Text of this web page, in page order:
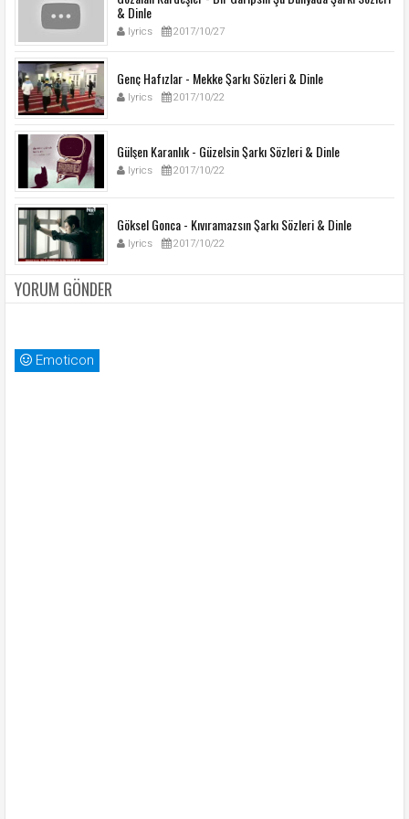
& Dinle
lyrics 2017/10/27
Genç Hafızlar - Mekke Şarkı Sözleri & Dinle
lyrics 2017/10/22
Gülşen Karanlık - Güzelsin Şarkı Sözleri & Dinle
lyrics 2017/10/22
Göksel Gonca - Kıvıramazsın Şarkı Sözleri & Dinle
lyrics 2017/10/22
YORUM GÖNDER
Emoticon